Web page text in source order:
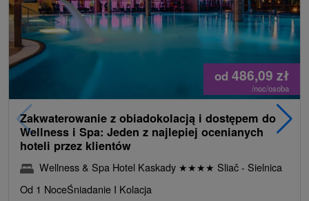
od 486,09 zł
/noc/osoba
Zakwaterowanie z obiadokolacją i dostępem do
Wellness i Spa: Jeden z najlepiej ocenianych
hoteli przez klientów
Wellness & Spa Hotel Kaskady ★★★★ Sliač - Sielnica
Od 1 NoceŚniadanie I Kolacja